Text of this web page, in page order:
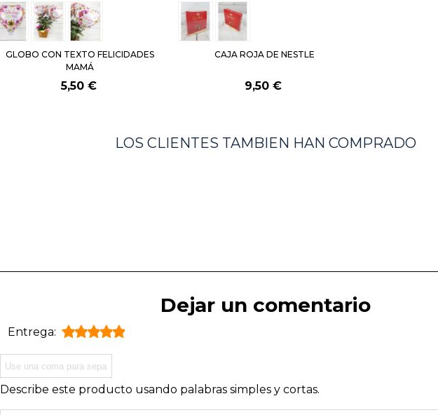
GLOBO CON TEXTO FELICIDADES
MAMÁ
5,50 €
CAJA ROJA DE NESTLE
9,50 €
LOS CLIENTES TAMBIEN HAN COMPRADO
Dejar un comentario
Entrega:
Describe este producto usando palabras simples y cortas.